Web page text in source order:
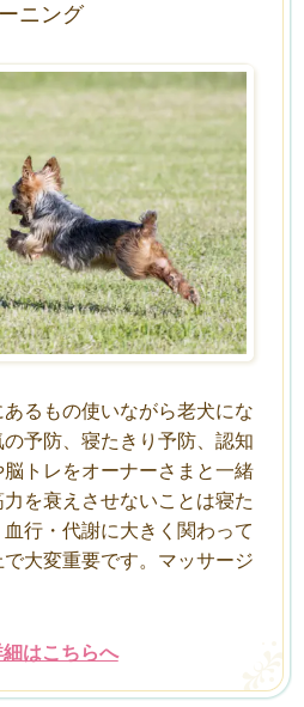
ニング
るもの使いながら老犬にな
予防、寝たきり予防、認知
トレをオーナーさまと一緒
を衰えさせないことは寝た
行・代謝に大きく関わって
大変重要です。マッサージ
細はこちらへ